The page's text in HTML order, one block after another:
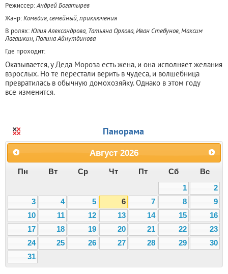
Режиссер:Андрей Богатырев
Жанр:Комедия, семейный, приключения
В ролях:Юлия Александрова, Татьяна Орлова, Иван Стебунов, Максим
Лагашкин, Полина Айнутдинова
Где проходит:
Оказывается, у Деда Мороза есть жена, и она исполняет желания
взрослых. Но те перестали верить в чудеса, и волшебница
превратилась в обычную домохозяйку. Однако в этом году
все изменится.
Панорама
Август 2026
Пн Вт Ср Чт Пт Сб
Вс
1
2
3
4 5 6 7 8
9
10
11 12 13 14 15
16
17
18 19 20 21 22
23
24
25 26 27 28 29
30
31